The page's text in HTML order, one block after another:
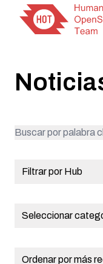
Filtrar por Hub
Seleccionar
Ordenar por más